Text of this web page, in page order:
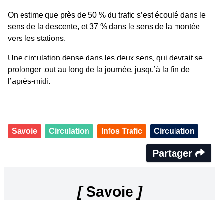
On estime que près de 50 % du trafic s’est écoulé dans le
sens de la descente, et 37 % dans le sens de la montée
vers les stations.
Une circulation dense dans les deux sens, qui devrait se
prolonger tout au long de la journée, jusqu’à la fin de
l’après-midi.
Savoie Circulation Infos Trafic Circulation
Partager
[Savoie ]